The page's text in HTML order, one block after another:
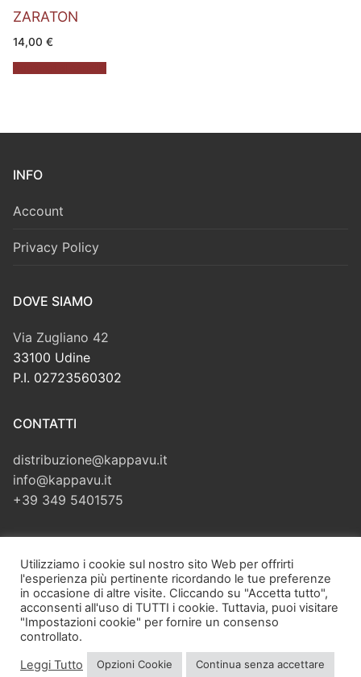
ZARATON
14,00 €
INFO
Account
Privacy Policy
DOVE SIAMO
Via Zugliano 42
33100 Udine
P.I. 02723560302
CONTATTI
distribuzione@kappavu.it
info@kappavu.it
+39 349 5401575
Cerca:
Copyright © 2026 Kappa Vu di Velliscig Giuliano – Via Zugliano,
Utilizziamo i cookie sul nostro sito Web per offrirti
l'esperienza più pertinente ricordando le tue preferenze
in occasione di altre visite. Cliccando su "Accetta tutto",
acconsenti all'uso di TUTTI i cookie. Tuttavia, puoi visitare
"Impostazioni cookie" per fornire un consenso
controllato.
Leggi Tutto
Opzioni Cookie Continua senza accettare